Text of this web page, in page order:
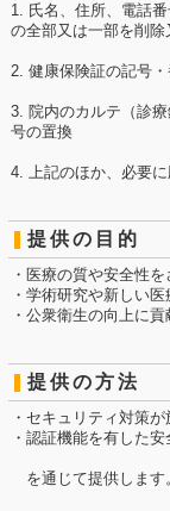
1. 氏名、住所、電話
の全部又は一部を削除
2. 健康保険証の記号
3. 院内のカルテ（診
号の置換
4. 上記のほか、必要
提供の目的
・医療の質や安全性
・学術研究や新しい
・公衆衛生の向上に
提供の方法
・セキュリティ対策
・認証機能を有した
を通じて提供します